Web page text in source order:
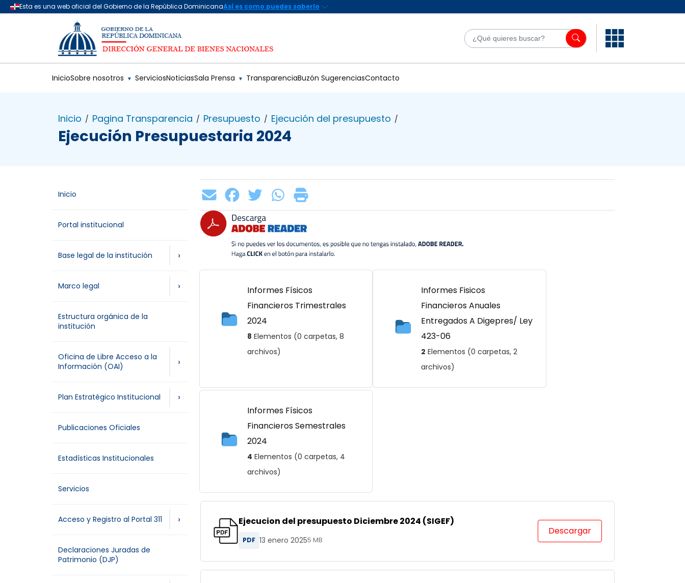
Saltar al contenido principal
InicioSobre nosotros ▼ ServiciosNoticiasSala Prensa ▼ TransparenciaBuzón SugerenciasContacto
Inicio / Pagina Transparencia / Presupuesto / Ejecución del presupuesto /
Ejecución Presupuestaria 2024
Inicio
Portal institucional
Base legal de la institución ›
Marco legal ›
Estructura orgánica de la
institución
Oficina de Libre Acceso a la
Información (OAI)
›
Plan Estratégico Institucional ›
Publicaciones Oficiales
Estadísticas Institucionales
Servicios
Acceso y Registro al Portal 311 ›
Declaraciones Juradas de
Patrimonio (DJP)
Informes Físicos
Financieros Trimestrales
2024
8 Elementos (0 carpetas, 8
archivos)
Informes Fisicos
Financieros Anuales
Entregados A Digepres/ Ley
423-06
2 Elementos (0 carpetas, 2
archivos)
Informes Físicos
Financieros Semestrales
2024
4 Elementos (0 carpetas, 4
archivos)
Ejecucion del presupuesto Diciembre 2024 (SIGEF)
PDF 13 enero 20255 MB
Descargar